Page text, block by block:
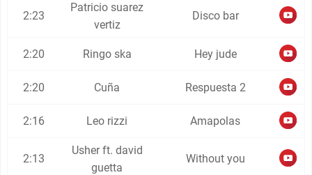
2:23
Patricio suarez
vertiz
Disco bar
2:20 Ringo ska Hey jude
2:20 Cuña Respuesta 2
2:16 Leo rizzi Amapolas
2:13
Usher ft. david
guetta
Without you